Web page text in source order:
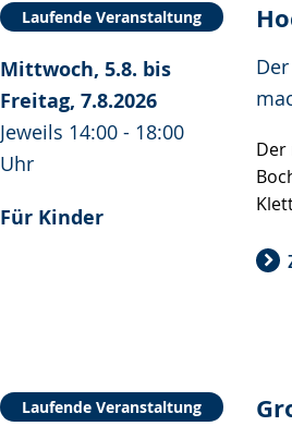
Laufende Veranstaltung
Mittwoch, 5.8. bis
Freitag, 7.8.2026
Jeweils 14:00 - 18:00
Uhr
Für Kinder
Der
Laufende Veranstaltung